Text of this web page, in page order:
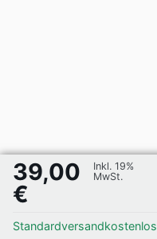
39,00
€
Inkl. 19%
MwSt.
Standardversandkostenlos